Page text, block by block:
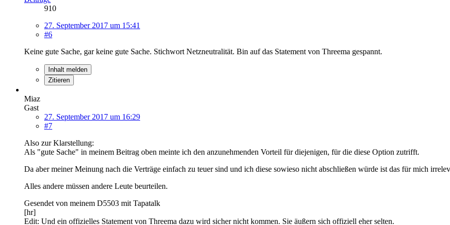
910
27. September 2017 um 15:41
#6
Keine gute Sache, gar keine gute Sache. Stichwort Netzneutralität. Bin auf das Statement von Threema gespannt.
Inhalt melden
Zitieren
Miaz
Gast
27. September 2017 um 16:29
#7
Also zur Klarstellung:
Als "gute Sache" in meinem Beitrag oben meinte ich den anzunehmenden Vorteil für diejenigen, für die diese Option zutrifft.
Da aber meiner Meinung nach die Verträge einfach zu teuer sind und ich diese sowieso nicht abschließen würde ist das für mich
Alles andere müssen andere Leute beurteilen.
Gesendet von meinem D5503 mit Tapatalk
[hr]
Edit: Und ein offizielles Statement von Threema dazu wird sicher nicht kommen. Sie äußern sich offiziell eher selten.